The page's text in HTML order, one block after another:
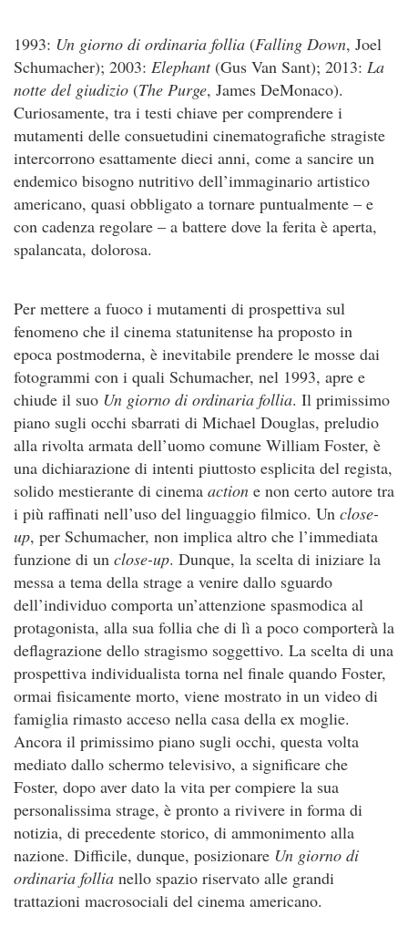
1993: Un giorno di ordinaria follia (Falling Down, Joel
Schumacher); 2003: Elephant (Gus Van Sant); 2013: La
notte del giudizio (The Purge, James DeMonaco).
Curiosamente, tra i testi chiave per comprendere i
mutamenti delle consuetudini cinematografiche stragiste
intercorrono esattamente dieci anni, come a sancire un
endemico bisogno nutritivo dell’immaginario artistico
americano, quasi obbligato a tornare puntualmente – e
con cadenza regolare – a battere dove la ferita è aperta,
spalancata, dolorosa.
Per mettere a fuoco i mutamenti di prospettiva sul
fenomeno che il cinema statunitense ha proposto in
epoca postmoderna, è inevitabile prendere le mosse dai
fotogrammi con i quali Schumacher, nel 1993, apre e
chiude il suo Un giorno di ordinaria follia. Il primissimo
piano sugli occhi sbarrati di Michael Douglas, preludio
alla rivolta armata dell’uomo comune William Foster, è
una dichiarazione di intenti piuttosto esplicita del regista,
solido mestierante di cinema action e non certo autore tra
i più raffinati nell’uso del linguaggio filmico. Un close-
up, per Schumacher, non implica altro che l’immediata
funzione di un close-up. Dunque, la scelta di iniziare la
messa a tema della strage a venire dallo sguardo
dell’individuo comporta un’attenzione spasmodica al
protagonista, alla sua follia che di lì a poco comporterà la
deflagrazione dello stragismo soggettivo. La scelta di una
prospettiva individualista torna nel finale quando Foster,
ormai fisicamente morto, viene mostrato in un video di
famiglia rimasto acceso nella casa della ex moglie.
Ancora il primissimo piano sugli occhi, questa volta
mediato dallo schermo televisivo, a significare che
Foster, dopo aver dato la vita per compiere la sua
personalissima strage, è pronto a rivivere in forma di
notizia, di precedente storico, di ammonimento alla
nazione. Difficile, dunque, posizionare Un giorno di
ordinaria follia nello spazio riservato alle grandi
trattazioni macrosociali del cinema americano.